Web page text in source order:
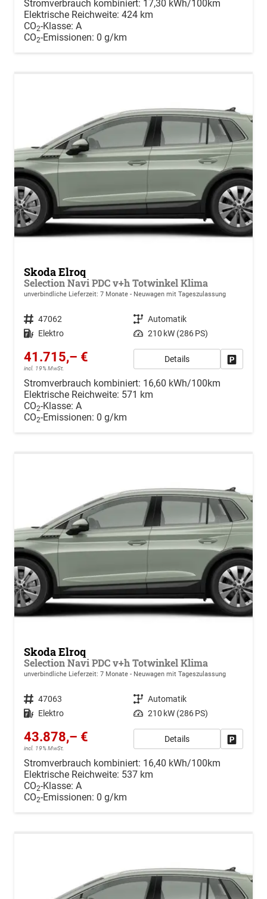
Stromverbrauch kombiniert: 17,30 kWh/100km
Elektrische Reichweite: 424 km
CO2-Klasse: A
CO2-Emissionen: 0 g/km
Skoda Elroq
Selection Navi PDC v+h Totwinkel Klima
unverbindliche Lieferzeit: 7 Monate Neuwagen mit Tageszulassung
Fahrzeugnr. 47062 Getriebe Automatik
Kraftstoff Elektro Leistung 210 kW (286 PS)
41.715,– €
incl. 19% MwSt.
Details
Stromverbrauch kombiniert: 16,60 kWh/100km
Elektrische Reichweite: 571 km
CO2-Klasse: A
CO2-Emissionen: 0 g/km
Skoda Elroq
Selection Navi PDC v+h Totwinkel Klima
unverbindliche Lieferzeit: 7 Monate Neuwagen mit Tageszulassung
Fahrzeugnr. 47063 Getriebe Automatik
Kraftstoff Elektro Leistung 210 kW (286 PS)
43.878,– €
incl. 19% MwSt.
Details
Stromverbrauch kombiniert: 16,40 kWh/100km
Elektrische Reichweite: 537 km
CO2-Klasse: A
CO2-Emissionen: 0 g/km